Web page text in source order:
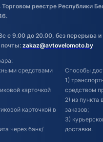
реестре Республики
с 9.00 до 20.00, без перерыва
zakaz@avtovelomoto.by
средствами
карточкой
карточкой в
через банк/
Способы
1)
средством
2) из пункта
заказов;
3)
доставки.